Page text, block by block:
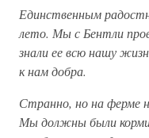
Единственным
лето. Мы с Бентли
знали ее всю нашу
к нам добра.
Странно, но на ферме
Мы должны были